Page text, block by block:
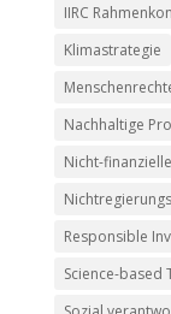
IIRC
Klimastrategie
Nachhaltige
Nicht-
Responsible
Science-based